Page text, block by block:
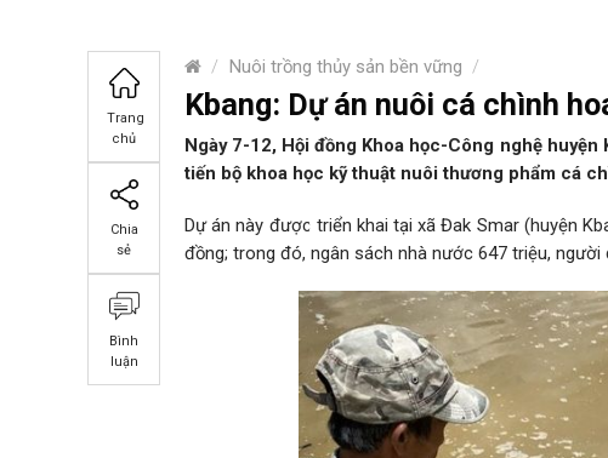
/ Nuôi trồng thủy sản bền vững /
Trang
chủ
Chia
sẻ
Bình
luận
Kbang: Dự án nuôi cá chình
Ngày 7-12, Hội đồng Khoa học-Công nghệ
tiến bộ khoa học kỹ thuật nuôi thương phẩm cá
Dự án này được triển khai tại xã Đak Smar (huyện
đồng; trong đó, ngân sách nhà nước 647 triệu,